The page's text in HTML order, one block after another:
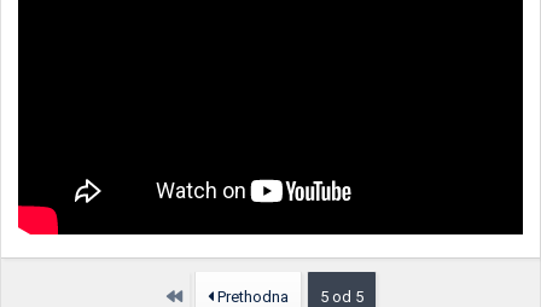
Prvo Prethodna 5 od 5